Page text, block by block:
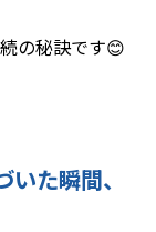
の秘訣です😊
た瞬間、